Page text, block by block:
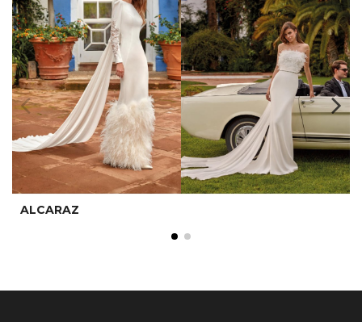
ALCARAZ